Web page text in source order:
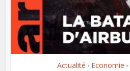
Actualité • Economie •